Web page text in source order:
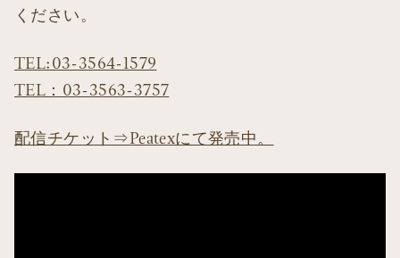
ください。
TEL:03-3564-1579
TEL：03-3563-3757
配信チケット⇒Peatexにて発売中。